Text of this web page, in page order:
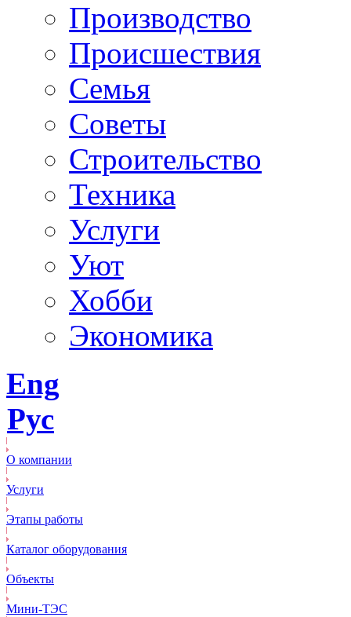
Производство
Происшествия
Семья
Советы
Строительство
Техника
Услуги
Уют
Хобби
Экономика
Eng
Рус
О компании
Услуги
Этапы работы
Каталог оборудования
Объекты
Mини-ТЭС